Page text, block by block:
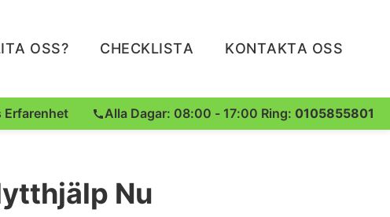
OSS? CHECKLISTA KONTAKTA OSS
Erfarenhet Alla Dagar: 08:00 - 17:00 Ring: 0105855801
Nu